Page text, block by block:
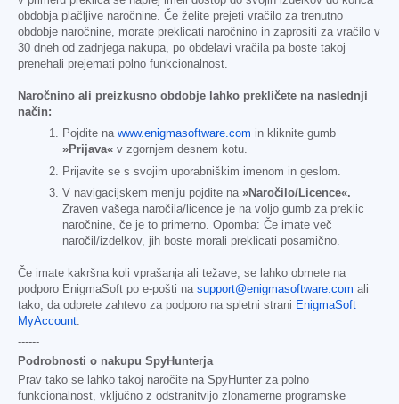
obdobja plačljive naročnine. Če želite prejeti vračilo za trenutno
obdobje naročnine, morate preklicati naročnino in zaprositi za vračilo v
30 dneh od zadnjega nakupa, po obdelavi vračila pa boste takoj
prenehali prejemati polno funkcionalnost.
Naročnino ali preizkusno obdobje lahko prekličete na naslednji
način:
Pojdite na www.enigmasoftware.com in kliknite gumb
»Prijava« v zgornjem desnem kotu.
Prijavite se s svojim uporabniškim imenom in geslom.
V navigacijskem meniju pojdite na »Naročilo/Licence«.
Zraven vašega naročila/licence je na voljo gumb za preklic
naročnine, če je to primerno. Opomba: Če imate več
naročil/izdelkov, jih boste morali preklicati posamično.
Če imate kakršna koli vprašanja ali težave, se lahko obrnete na
podporo EnigmaSoft po e-pošti na support@enigmasoftware.com ali
tako, da odprete zahtevo za podporo na spletni strani EnigmaSoft
MyAccount
------
Podrobnosti o nakupu SpyHunterja
Prav tako se lahko takoj naročite na SpyHunter za polno
funkcionalnost, vključno z odstranitvijo zlonamerne programske